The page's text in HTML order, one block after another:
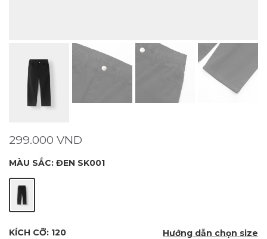
299.000 VND
MÀU SẮC: ĐEN SK001
KÍCH CỠ: 120 Hướng dẫn chọn size